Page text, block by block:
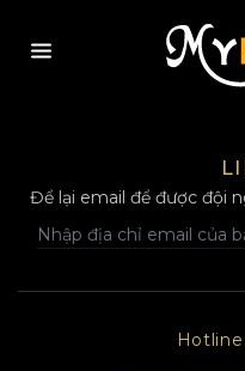
Để lại email để được đội
Hotline